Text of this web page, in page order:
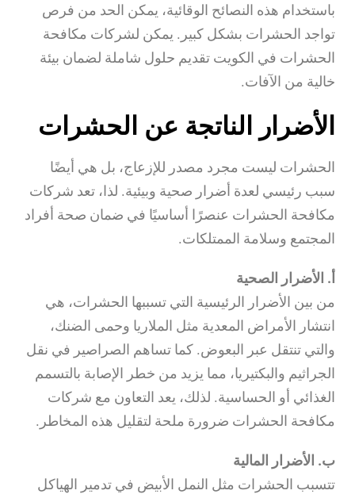
باستخدام هذه النصائح الوقائية، يمكن الحد من فرص
تواجد الحشرات بشكل كبير. يمكن لشركات مكافحة
الحشرات في الكويت تقديم حلول شاملة لضمان بيئة
خالية من الآفات.
الأضرار الناتجة عن الحشرات
الحشرات ليست مجرد مصدر للإزعاج، بل هي أيضًا
سبب رئيسي لعدة أضرار صحية وبيئية. لذا، تعد شركات
مكافحة الحشرات عنصرًا أساسيًا في ضمان صحة أفراد
المجتمع وسلامة الممتلكات.
أ. الأضرار الصحية
من بين الأضرار الرئيسية التي تسببها الحشرات، هي
انتشار الأمراض المعدية مثل الملاريا وحمى الضنك،
والتي تنتقل عبر البعوض. كما تساهم الصراصير في نقل
الجراثيم والبكتيريا، مما يزيد من خطر الإصابة بالتسمم
الغذائي أو الحساسية. لذلك، يعد التعاون مع شركات
مكافحة الحشرات ضرورة ملحة لتقليل هذه المخاطر.
ب. الأضرار المالية
تتسبب الحشرات مثل النمل الأبيض في تدمير الهياكل